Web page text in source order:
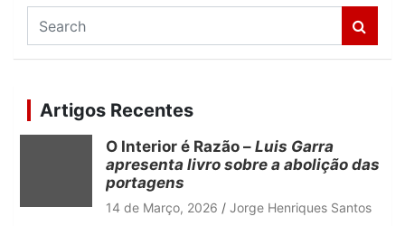
a
c
h
Artigos Recentes
O Interior é Razão – Luis Garra
apresenta livro sobre a abolição das
portagens
14 de Março, 2026 Jorge Henriques Santos